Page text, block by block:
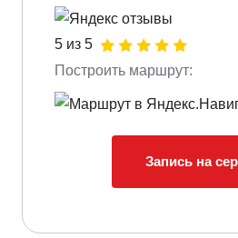
5 из 5
Построить маршрут:
Запись на